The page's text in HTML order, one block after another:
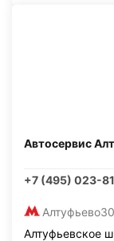
Автосервис
+7 (495) 023-
Алтуфьево
Алтуфьевское